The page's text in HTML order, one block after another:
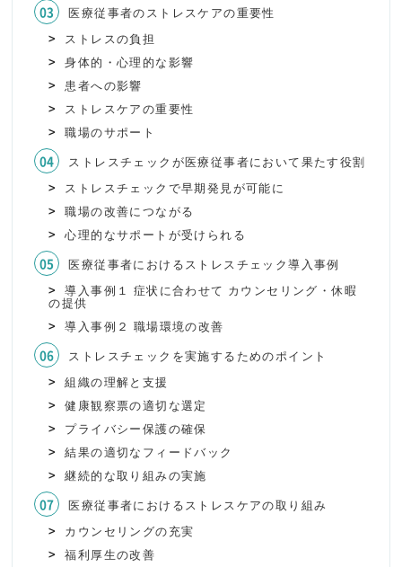
医療従事者のストレスケアの重要性
ストレスの負担
身体的・心理的な影響
患者への影響
ストレスケアの重要性
職場のサポート
ストレスチェックが医療従事者において果たす役割
ストレスチェックで早期発見が可能に
職場の改善につながる
心理的なサポートが受けられる
医療従事者におけるストレスチェック導入事例
導入事例１ 症状に合わせて カウンセリング・休暇
の提供
導入事例２ 職場環境の改善
ストレスチェックを実施するためのポイント
組織の理解と支援
健康観察票の適切な選定
プライバシー保護の確保
結果の適切なフィードバック
継続的な取り組みの実施
医療従事者におけるストレスケアの取り組み
カウンセリングの充実
福利厚生の改善